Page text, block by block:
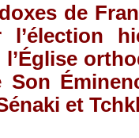
de
l’élection
Son
et